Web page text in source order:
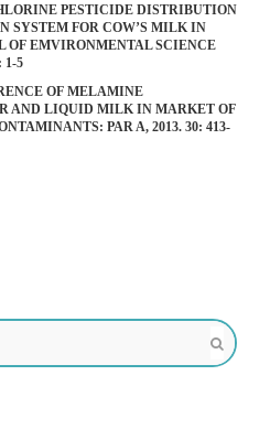
PESTICIDE DISTRIBUTION
SYSTEM FOR COW’S MILK IN
OF EMVIRONMENTAL SCIENCE
1-5
OF MELAMINE
AND LIQUID MILK IN MARKET OF
PAR A, 2013. 30: 413-